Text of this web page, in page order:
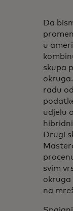
Da
u
skupa
radu
udjelu
Drugi
svim
okruga
na